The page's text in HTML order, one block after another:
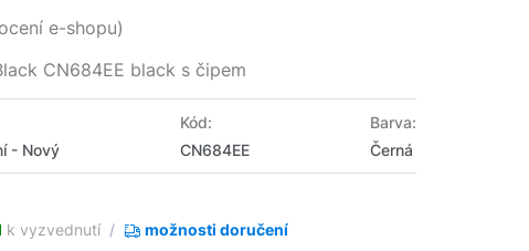
e-shopu)
CN684EE black s čipem
- Nový
Kód:
CN684EE
Barva:
Černá
k vyzvednutí možnosti doručení